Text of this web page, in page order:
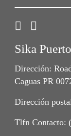
Sika
Dirección:
Caguas PR
Dirección
Tlfn Contacto: